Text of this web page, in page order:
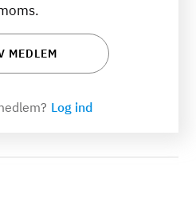
MEDLEM
Log ind